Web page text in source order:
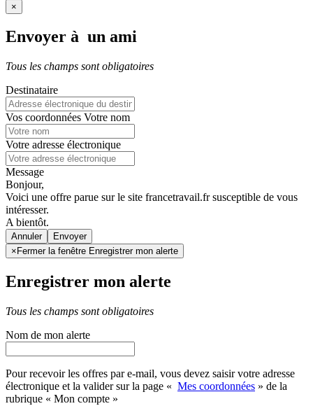
×
Envoyer à un ami
Tous les champs sont obligatoires
Destinataire
Vos coordonnées Votre nom
Votre adresse électronique
Message
Bonjour,
Voici une offre parue sur le site francetravail.fr susceptible de vous
intéresser.
A bientôt.
Annuler
× Fermer la fenêtre Enregistrer mon alerte
Enregistrer mon alerte
Tous les champs sont obligatoires
Nom de mon alerte
Pour recevoir les offres par e-mail, vous devez saisir votre adresse
électronique et la valider sur la page « Mes coordonnées » de la
rubrique « Mon compte »